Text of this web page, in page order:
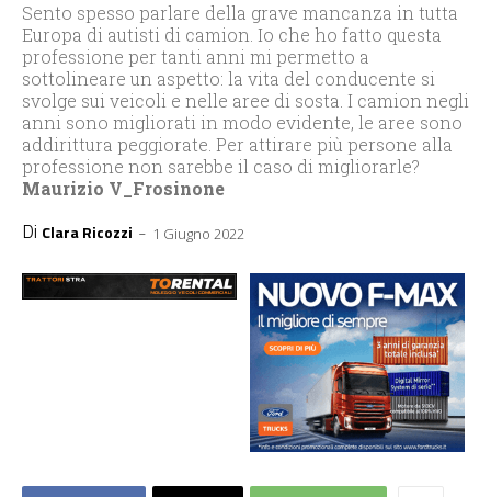
Sento spesso parlare della grave mancanza in tutta
Europa di autisti di camion. Io che ho fatto questa
professione per tanti anni mi permetto a
sottolineare un aspetto: la vita del conducente si
svolge sui veicoli e nelle aree di sosta. I camion negli
anni sono migliorati in modo evidente, le aree sono
addirittura peggiorate. Per attirare più persone alla
professione non sarebbe il caso di migliorarle?
Maurizio V_Frosinone
Di Clara Ricozzi - 1 Giugno 2022